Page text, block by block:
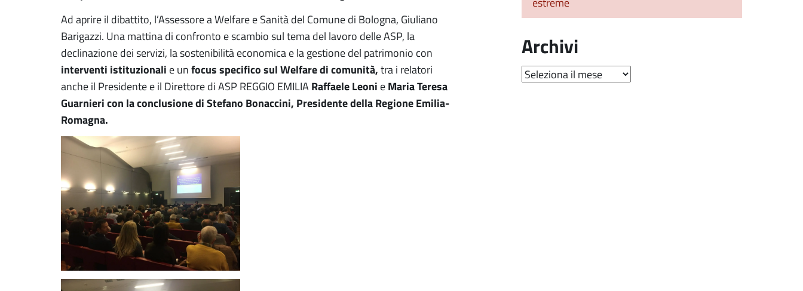
Ad aprire il dibattito, l’Assessore a Welfare e Sanità del Comune di Bologna, Giuliano
Barigazzi. Una mattina di confronto e scambio sul tema del lavoro delle ASP, la
declinazione dei servizi, la sostenibilità economica e la gestione del patrimonio con
interventi istituzionali e un focus specificosul Welfare di comunità, tra i relatori
anche il Presidente e il Direttore di ASP REGGIO EMILIA Raffaele Leoni e Maria Teresa
Guarnieri con la conclusionedi Stefano Bonaccini, Presidente della Regione Emilia-
Romagna.
Archivi
Archivi